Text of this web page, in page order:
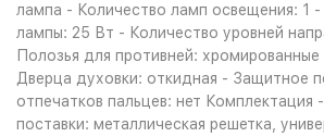
лампа - Количество ламп освещения: 1
лампы: 25 Вт - Количество уровней
Полозья для противней:
Дверца духовки: откидная - Защитное
отпечатков пальцев: нет Комплектация
поставки: металлическая решетка,